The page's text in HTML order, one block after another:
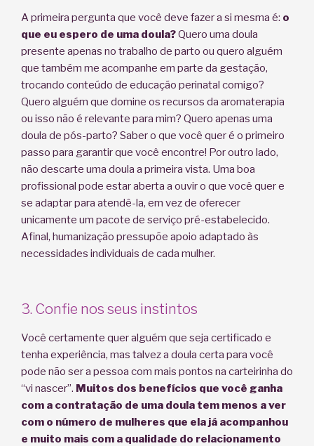
A primeira pergunta que você deve fazer a si mesma é: o
que eu espero de uma doula?Quero uma doula
presente apenas no trabalho de parto ou quero alguém
que também me acompanhe em parte da gestação,
trocando conteúdo de educação perinatal comigo?
Quero alguém que domine os recursos da aromaterapia
ou isso não é relevante para mim? Quero apenas uma
doula de pós-parto? Saber o que você quer é o primeiro
passo para garantir que você encontre! Por outro lado,
não descarte uma doula a primeira vista. Uma boa
profissional pode estar aberta a ouvir o que você quer e
se adaptar para atendê-la, em vez de oferecer
unicamente um pacote de serviço pré-estabelecido.
Afinal, humanização pressupõe apoio adaptado às
necessidades individuais de cada mulher.
3. Confie nos seus instintos
Você certamente quer alguém que seja certificado e
tenha experiência, mas talvez a doula certa para você
pode não ser a pessoa com mais pontos na carteirinha do
“vi nascer”. Muitos dos benefícios que você ganha
com a contratação de uma doula tem menos a ver
com o número de mulheres que ela já acompanhou
e muito mais com a qualidade do relacionamento